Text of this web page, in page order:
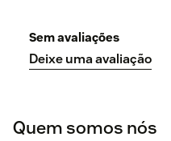
Sem avaliações
Deixe uma avaliação
Quem somos nós